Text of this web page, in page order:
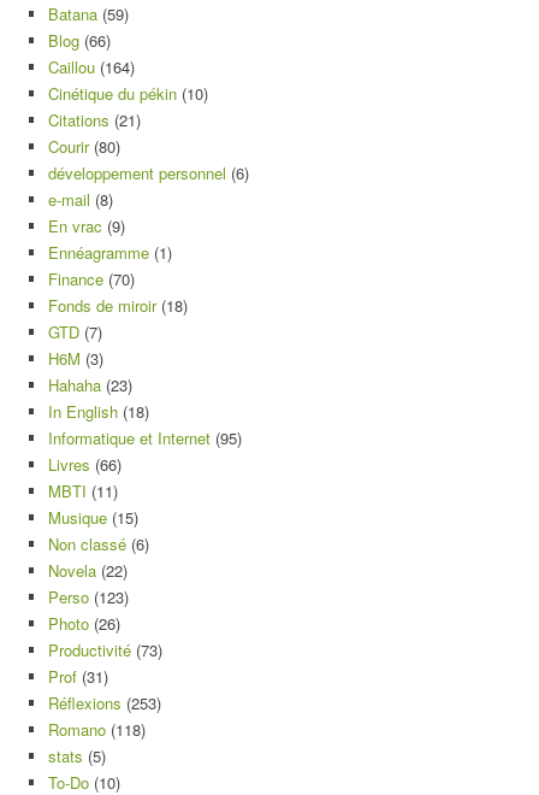
Batana (59)
Blog (66)
Caillou (164)
Cinétique du pékin (10)
Citations (21)
Courir(80)
développement personnel (6)
e-mail (8)
En vrac (9)
Ennéagramme (1)
Finance (70)
Fonds de miroir(18)
GTD (7)
H6M (3)
Hahaha (23)
In English (18)
Informatique et Internet (95)
Livres (66)
MBTI (11)
Musique (15)
Non classé (6)
Novela (22)
Perso (123)
Photo (26)
Productivité (73)
Prof (31)
Réflexions (253)
Romano (118)
stats (5)
To-Do (10)